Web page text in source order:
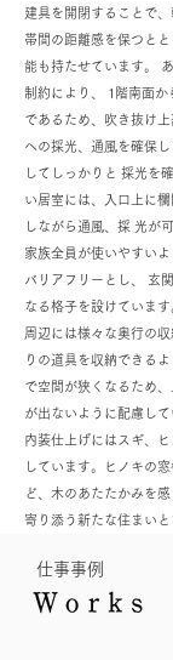
建具を開閉することで
帯間の距離感を保つと
能も持たせています。
制約により、 1階南面
であるため、吹き抜け
への採光、通風を確保
してしっかりと 採光を
い居室には、入口上に
しながら通風、採 光が
家族全員が使いやすい
バリアフリーとし、 玄
なる格子を設けていま
周辺には様々な奥行の
りの道具を収納できる
で空間が狭くなるため
が出ないように配慮して
内装仕上げにはスギ、
しています。ヒノキの
ど、木のあたたかみを
寄り添う新たな住まいと
仕事事例